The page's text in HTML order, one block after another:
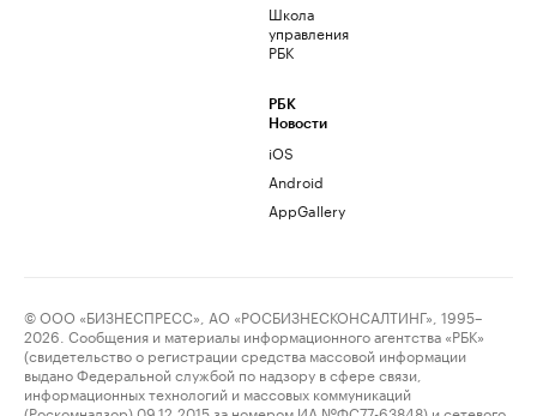
Школа
управления
РБК
РБК
Новости
iOS
Android
AppGallery
© ООО «БИЗНЕСПРЕСС», АО «РОСБИЗНЕСКОНСАЛТИНГ», 1995–
2026. Сообщения и материалы информационного агентства «РБК»
(свидетельство о регистрации средства массовой информации
выдано Федеральной службой по надзору в сфере связи,
информационных технологий и массовых коммуникаций